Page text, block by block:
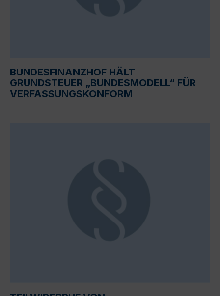
BUNDESFINANZHOF HÄLT
GRUNDSTEUER „BUNDESMODELL“ FÜR
VERFASSUNGSKONFORM